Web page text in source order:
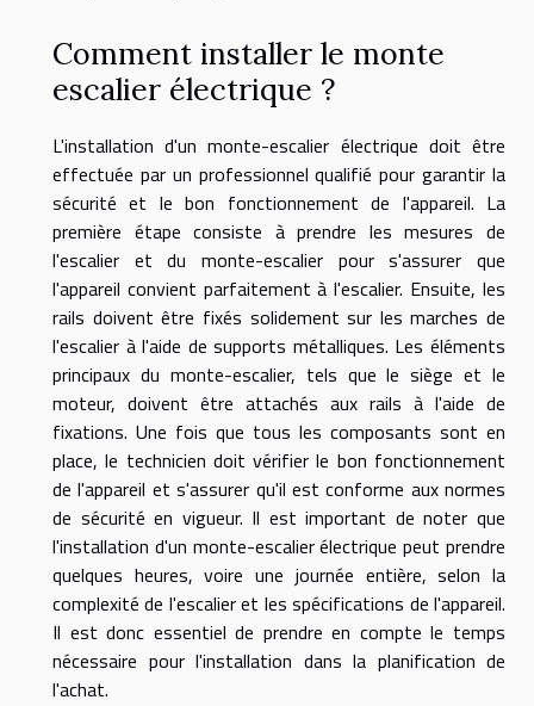
Comment installer le monte
escalier électrique ?
L'installation d'un monte-escalier électrique doit être
effectuée par un professionnel qualifié pour garantir la
sécurité et le bon fonctionnement de l'appareil. La
première étape consiste à prendre les mesures de
l'escalier et du monte-escalier pour s'assurer que
l'appareil convient parfaitement à l'escalier. Ensuite, les
rails doivent être fixés solidement sur les marches de
l'escalier à l'aide de supports métalliques. Les éléments
principaux du monte-escalier, tels que le siège et le
moteur, doivent être attachés aux rails à l'aide de
fixations. Une fois que tous les composants sont en
place, le technicien doit vérifier le bon fonctionnement
de l'appareil et s'assurer qu'il est conforme aux normes
de sécurité en vigueur. Il est important de noter que
l'installation d'un monte-escalier électrique peut prendre
quelques heures, voire une journée entière, selon la
complexité de l'escalier et les spécifications de l'appareil.
Il est donc essentiel de prendre en compte le temps
nécessaire pour l'installation dans la planification de
l'achat.